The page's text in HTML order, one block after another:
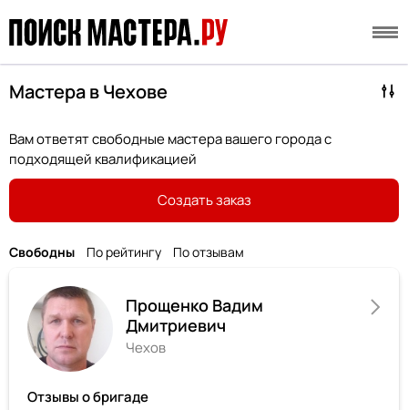
Мастера в Чехове
Вам ответят свободные мастера вашего города с
подходящей квалификацией
Создать заказ
Свободны По рейтингу По отзывам
Прощенко Вадим
Дмитриевич
Чехов
Отзывы о бригаде